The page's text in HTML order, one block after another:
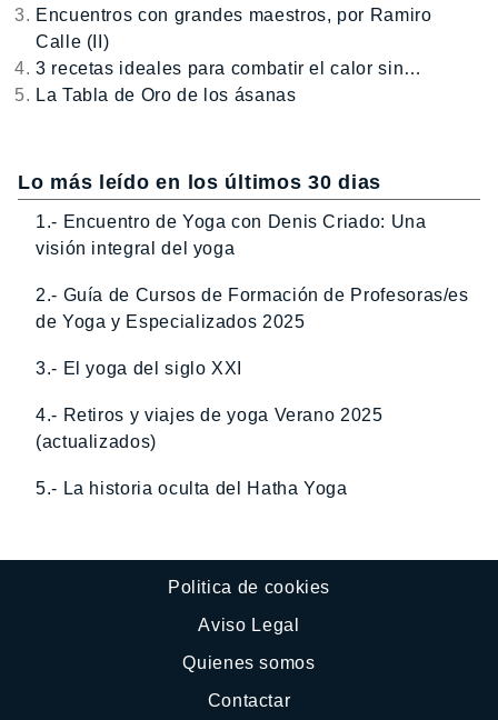
Encuentros con grandes maestros, por Ramiro
Calle (II)
3 recetas ideales para combatir el calor sin…
La Tabla de Oro de los ásanas
Lo más leído en los últimos 30 dias
1.- Encuentro de Yoga con Denis Criado: Una
visión integral del yoga
2.- Guía de Cursos de Formación de Profesoras/es
de Yoga y Especializados 2025
3.- El yoga del siglo XXI
4.- Retiros y viajes de yoga Verano 2025
(actualizados)
5.- La historia oculta del Hatha Yoga
Politica de cookies
Aviso Legal
Quienes somos
Contactar